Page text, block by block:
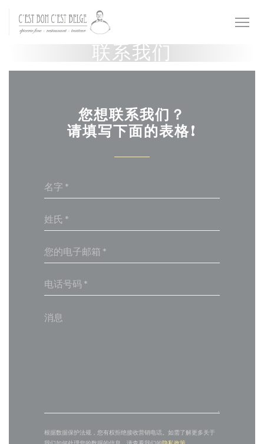
联系我们
您想联系我们？
请填写下面的表格!
根据数据保护法规，您有权拒绝接收营销电话。如需了解更多关于